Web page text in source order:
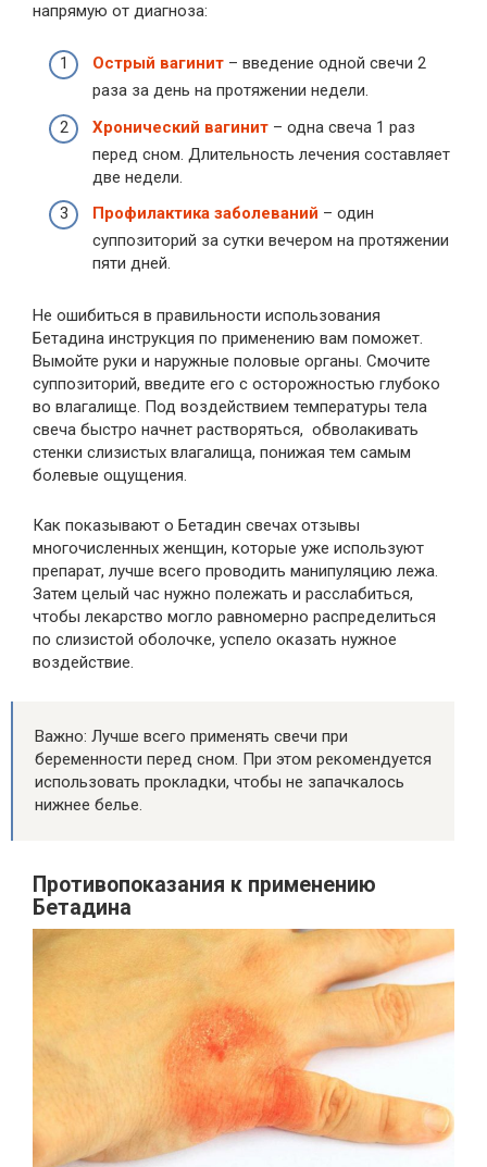
напрямую от диагноза:
Острый вагинит – введение одной свечи 2
раза за день на протяжении недели.
Хронический вагинит – одна свеча 1 раз
перед сном. Длительность лечения составляет
две недели.
Профилактика заболеваний – один
суппозиторий за сутки вечером на протяжении
пяти дней.
Не ошибиться в правильности использования
Бетадина инструкция по применению вам поможет.
Вымойте руки и наружные половые органы. Смочите
суппозиторий, введите его с осторожностью глубоко
во влагалище. Под воздействием температуры тела
свеча быстро начнет растворяться, обволакивать
стенки слизистых влагалища, понижая тем самым
болевые ощущения.
Как показывают о Бетадин свечах отзывы
многочисленных женщин, которые уже используют
препарат, лучше всего проводить манипуляцию лежа.
Затем целый час нужно полежать и расслабиться,
чтобы лекарство могло равномерно распределиться
по слизистой оболочке, успело оказать нужное
воздействие.
Важно: Лучше всего применять свечи при
беременности перед сном. При этом рекомендуется
использовать прокладки, чтобы не запачкалось
нижнее белье.
Противопоказания к применению
Бетадина